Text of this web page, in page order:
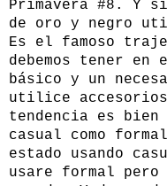
Primavera #8. Y
de oro y negro
Es el famoso
debemos tener en
básico y un
utilice
tendencia es bien
casual como
estado usando
usare formal pero